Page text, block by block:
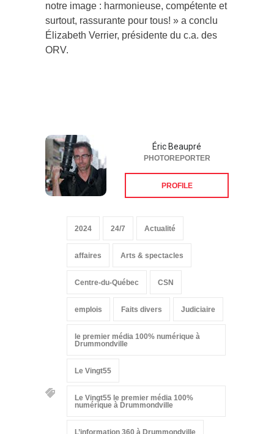
notre image : harmonieuse, compétente et
surtout, rassurante pour tous! » a conclu
Élizabeth Verrier, présidente du c.a. des
ORV.
Éric Beaupré
PHOTOREPORTER
PROFILE
2024 24/7 Actualité
affaires Arts & spectacles
Centre-du-Québec CSN
emplois Faits divers Judiciaire
le premier média 100% numérique à
Drummondville
Le Vingt55
Le Vingt55 le premier média 100%
numérique à Drummondville
L’information 360 à Drummondville